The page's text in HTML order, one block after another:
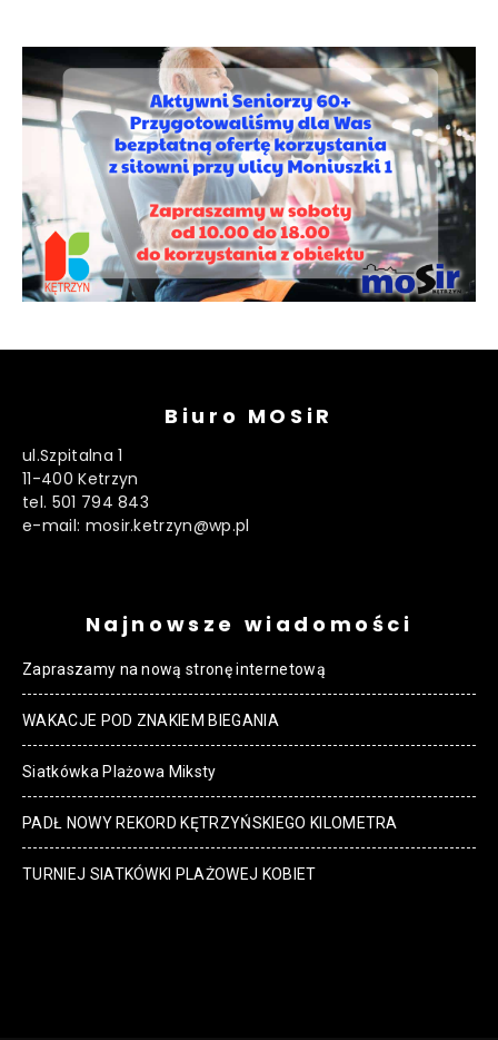
Biuro MOSiR
ul.Szpitalna 1
11-400 Ketrzyn
tel. 501 794 843
e-mail: mosir.ketrzyn@wp.pl
Najnowsze wiadomości
Zapraszamy na nową stronę internetową
WAKACJE POD ZNAKIEM BIEGANIA
Siatkówka Plażowa Miksty
PADŁ NOWY REKORD KĘTRZYŃSKIEGO KILOMETRA
TURNIEJ SIATKÓWKI PLAŻOWEJ KOBIET